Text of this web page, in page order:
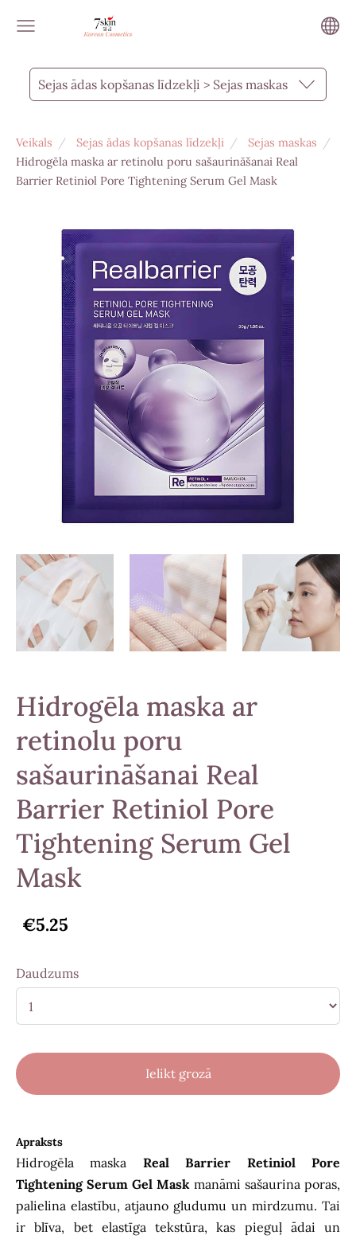
Sejas ādas kopšanas līdzekļi > Sejas maskas
Veikals Sejas ādas kopšanas līdzekļi
Sejas maskas
Hidrogēla maska ar retinolu poru sašaurināšanai Real
Barrier Retiniol Pore Tightening Serum Gel Mask
Hidrogēla maska ar
retinolu poru
sašaurināšanai Real
Barrier Retiniol Pore
Tightening Serum Gel
Mask
€5.25
Daudzums
Ielikt grozā
Apraksts
Hidrogēla maska Real Barrier Retiniol Pore
Tightening Serum Gel Mask manāmi sašaurina poras,
palielina elastību, atjauno gludumu un mirdzumu. Tai
ir blīva, bet elastīga tekstūra, kas pieguļ ādai un